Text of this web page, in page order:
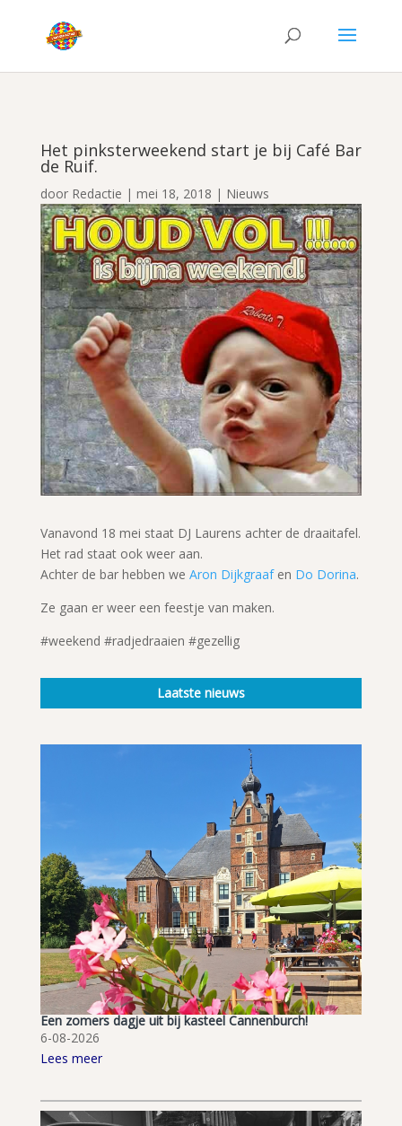
Het pinksterweekend start je bij Café Bar
de Ruif.
door Redactie | mei 18, 2018 | Nieuws
Vanavond 18 mei staat DJ Laurens achter de draaitafel.
Het rad staat ook weer aan.
Achter de bar hebben we Aron Dijkgraafen Do Dorina.
Ze gaan er weer een feestje van maken.
#weekend #radjedraaien #gezellig
Laatste nieuws
Een zomers dagje uit bij kasteel Cannenburch!
6-08-2026
Lees meer